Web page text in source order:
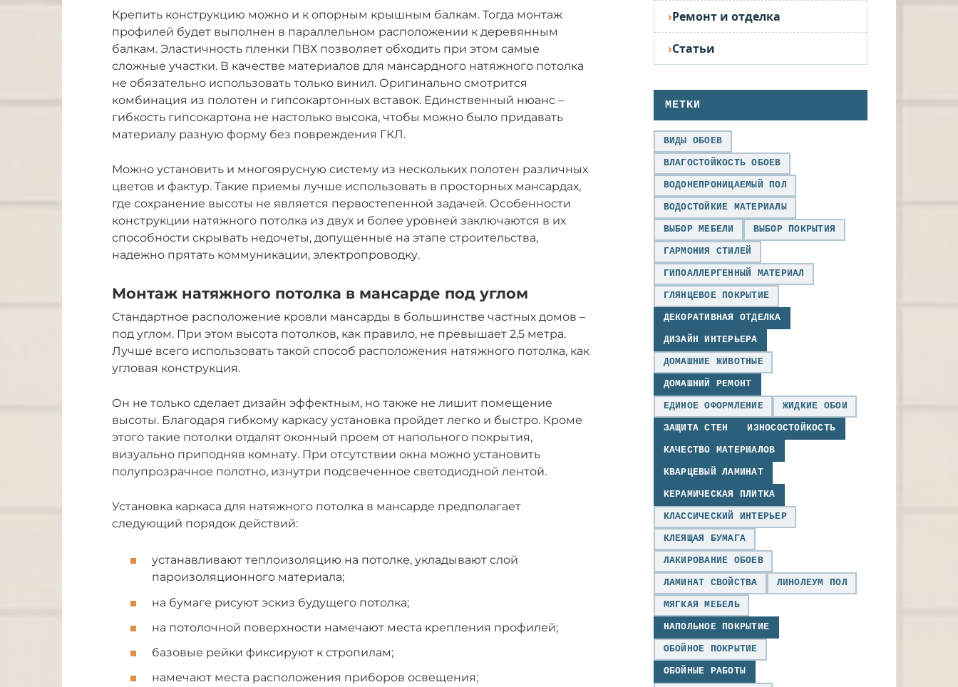
Крепить конструкцию можно и к опорным крышным балкам. Тогда монтаж
профилей будет выполнен в параллельном расположении к деревянным
балкам. Эластичность пленки ПВХ позволяет обходить при этом самые
сложные участки. В качестве материалов для мансардного натяжного потолка
не обязательно использовать только винил. Оригинально смотрится
комбинация из полотен и гипсокартонных вставок. Единственный нюанс –
гибкость гипсокартона не настолько высока, чтобы можно было придавать
материалу разную форму без повреждения ГКЛ.
Можно установить и многоярусную систему из нескольких полотен различных
цветов и фактур. Такие приемы лучше использовать в просторных мансардах,
где сохранение высоты не является первостепенной задачей. Особенности
конструкции натяжного потолка из двух и более уровней заключаются в их
способности скрывать недочеты, допущенные на этапе строительства,
надежно прятать коммуникации, электропроводку.
Монтаж натяжного потолка в мансарде под углом
Стандартное расположение кровли мансарды в большинстве частных домов –
под углом. При этом высота потолков, как правило, не превышает 2,5 метра.
Лучше всего использовать такой способ расположения натяжного потолка, как
угловая конструкция.
Он не только сделает дизайн эффектным, но также не лишит помещение
высоты. Благодаря гибкому каркасу установка пройдет легко и быстро. Кроме
этого такие потолки отдалят оконный проем от напольного покрытия,
визуально приподняв комнату. При отсутствии окна можно установить
полупрозрачное полотно, изнутри подсвеченное светодиодной лентой.
Установка каркаса для натяжного потолка в мансарде предполагает
следующий порядок действий:
устанавливают теплоизоляцию на потолке, укладывают слой
пароизоляционного материала;
на бумаге рисуют эскиз будущего потолка;
на потолочной поверхности намечают места крепления профилей;
базовые рейки фиксируют к стропилам;
намечают места расположения приборов освещения;
Ремонт и отделка
Статьи
МЕТКИ
ВИДЫ ОБОЕВ
ВЛАГОСТОЙКОСТЬ ОБОЕВ
ВОДОНЕПРОНИЦАЕМЫЙ ПОЛ
ВОДОСТОЙКИЕ МАТЕРИАЛЫ
ВЫБОР МЕБЕЛИ ВЫБОР ПОКРЫТИЯ
ГАРМОНИЯ СТИЛЕЙ
ГИПОАЛЛЕРГЕННЫЙ МАТЕРИАЛ
ГЛЯНЦЕВОЕ ПОКРЫТИЕ
ДЕКОРАТИВНАЯ ОТДЕЛКА
ДИЗАЙН ИНТЕРЬЕРА
ДОМАШНИЕ ЖИВОТНЫЕ
ДОМАШНИЙ РЕМОНТ
ЕДИНОЕ ОФОРМЛЕНИЕ ЖИДКИЕ ОБОИ
ЗАЩИТА СТЕН ИЗНОСОСТОЙКОСТЬ
КАЧЕСТВО МАТЕРИАЛОВ
КВАРЦЕВЫЙ ЛАМИНАТ
КЕРАМИЧЕСКАЯ ПЛИТКА
КЛАССИЧЕСКИЙ ИНТЕРЬЕР
КЛЕЯЩАЯ БУМАГА
ЛАКИРОВАНИЕ ОБОЕВ
ЛАМИНАТ СВОЙСТВА ЛИНОЛЕУМ ПОЛ
МЯГКАЯ МЕБЕЛЬ
НАПОЛЬНОЕ ПОКРЫТИЕ
ОБОЙНОЕ ПОКРЫТИЕ
ОБОЙНЫЕ РАБОТЫ